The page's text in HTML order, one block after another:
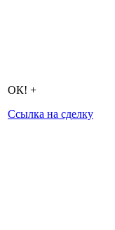
ОК! +
Ссылка на сделку